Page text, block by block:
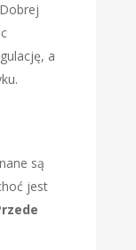
a
są
jest